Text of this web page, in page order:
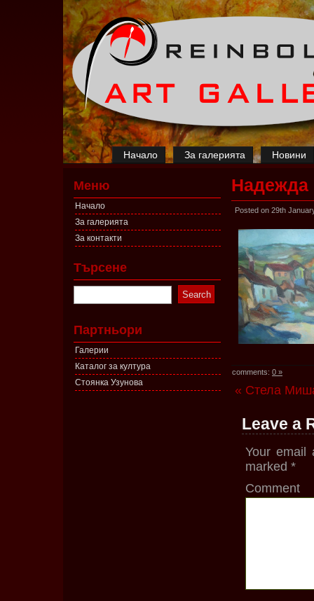
Начало За галерията Новини
Меню
Начало
За галерията
За контакти
Търсене
Партньори
Галерии
Каталог за култура
Стоянка Узунова
Надежда
Posted on 29th
comments: 0 »
« Стела
Leave a
Your email
marked *
Comment